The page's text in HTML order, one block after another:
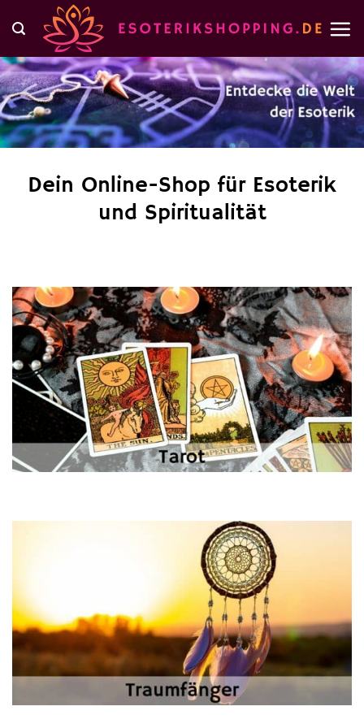
Inhalt
springen
Dein Online-Shop für Esoterik
und Spiritualität